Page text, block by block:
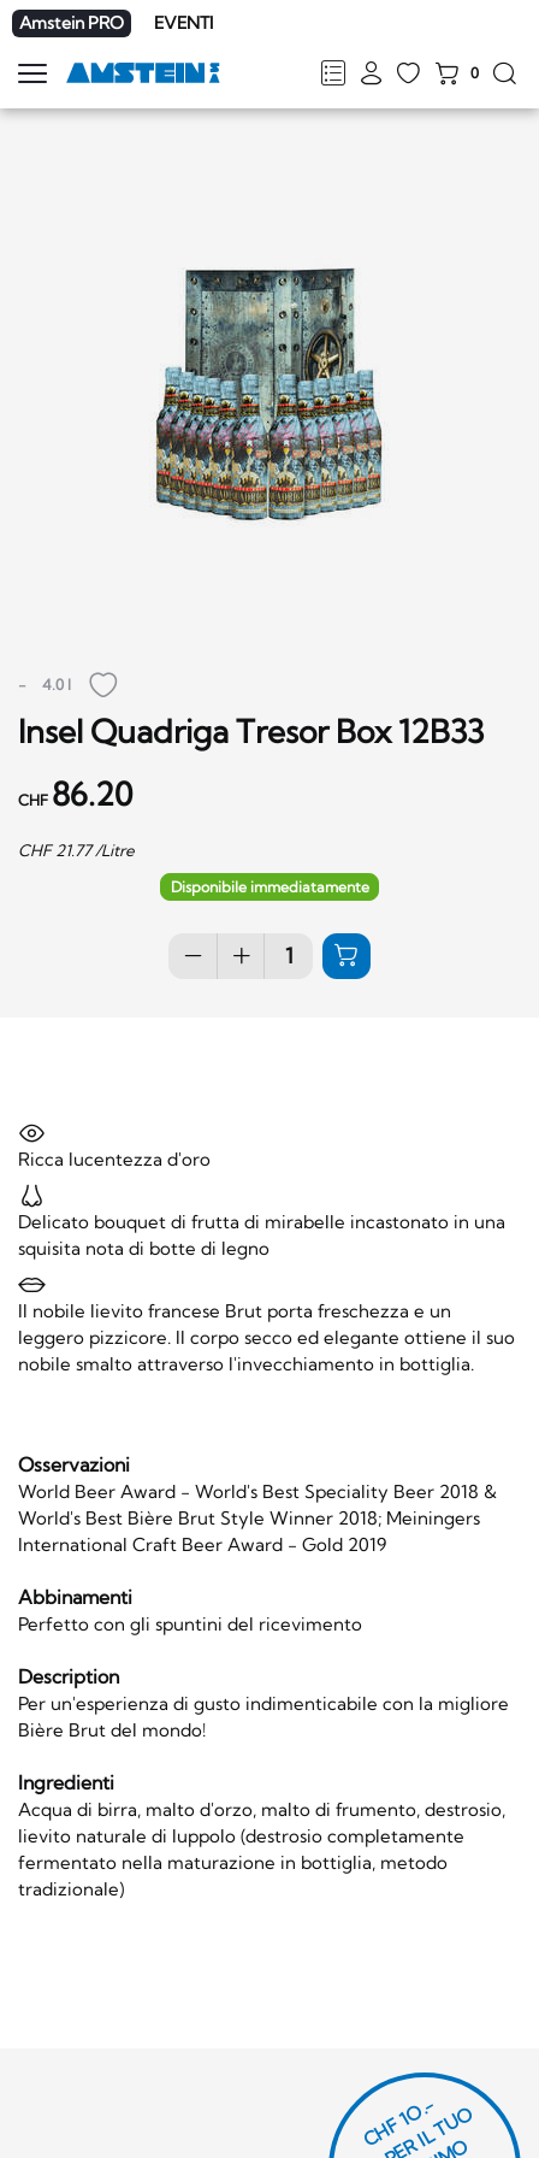
Amstein PRO EVENTI
FRDEENIT
0
Mostra
la
- 4.0 l
Insel Quadriga Tresor Box 12B33
CHF 86.20
CHF 21.77/Litre
Disponibile immediatamente
Ricca lucentezza d'oro
Delicato bouquet di frutta di mirabelle incastonato in una
squisita nota di botte di legno
Il nobile lievito francese Brut porta freschezza e un
leggero pizzicore. Il corpo secco ed elegante ottiene il suo
nobile smalto attraverso l'invecchiamento in bottiglia.
Osservazioni
World Beer Award - World's Best Speciality Beer 2018 &
World's Best Bière Brut Style Winner 2018; Meiningers
International Craft Beer Award - Gold 2019
Abbinamenti
Perfetto con gli spuntini del ricevimento
Description
Per un'esperienza di gusto indimenticabile con la migliore
Bière Brut del mondo!
Ingredienti
Acqua di birra, malto d'orzo, malto di frumento, destrosio,
lievito naturale di luppolo (destrosio completamente
fermentato nella maturazione in bottiglia, metodo
tradizionale)
CHF 1O.-